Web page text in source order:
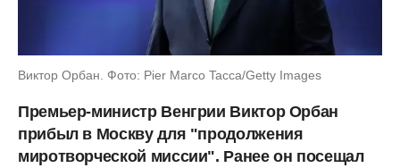
Виктор Орбан. Фото: Pier Marco Tacca/Getty Images
Премьер-министр Венгрии Виктор Орбан
прибыл в Москву для "продолжения
миротворческой миссии". Ранее он посещал